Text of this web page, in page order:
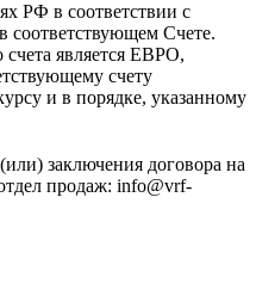
РФ в соответствии с
соответствующем Счете.
является ЕВРО,
cчету
и в порядке, указанному
заключения договора на
продаж: info@vrf-